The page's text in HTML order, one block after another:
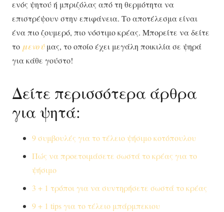
ενός ψητού ή μπριζόλας από τη θερμότητα να
επιστρέψουν στην επιφάνεια. Το αποτέλεσμα είναι
ένα πιο ζουμερό, πιο νόστιμο κρέας. Μπορείτε να δείτε
το μενούμας, το οποίο έχει μεγάλη ποικιλία σε ψηρά
για κάθε γούστο!
Δείτε περισσότερα άρθρα
για ψητά:
9 συμβουλές για το τέλειο ψήσιμο κοτόπουλου
Πώς να προετοιμάσετε σωστά το κρέας για το
ψήσιμο
3 + 1 τρόποι για να συντηρήσετε σωστά το κρέας
9 + 1 tips για το τέλειο μπάρμπεκιου